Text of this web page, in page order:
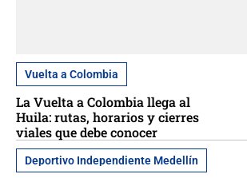
Vuelta a Colombia
La Vuelta a Colombia llega al
Huila: rutas, horarios y cierres
viales que debe conocer
Deportivo Independiente Medellín